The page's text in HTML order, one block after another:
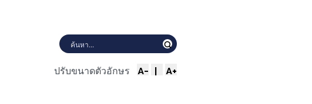
ปรับขนาดตัวอักษร A- | A+